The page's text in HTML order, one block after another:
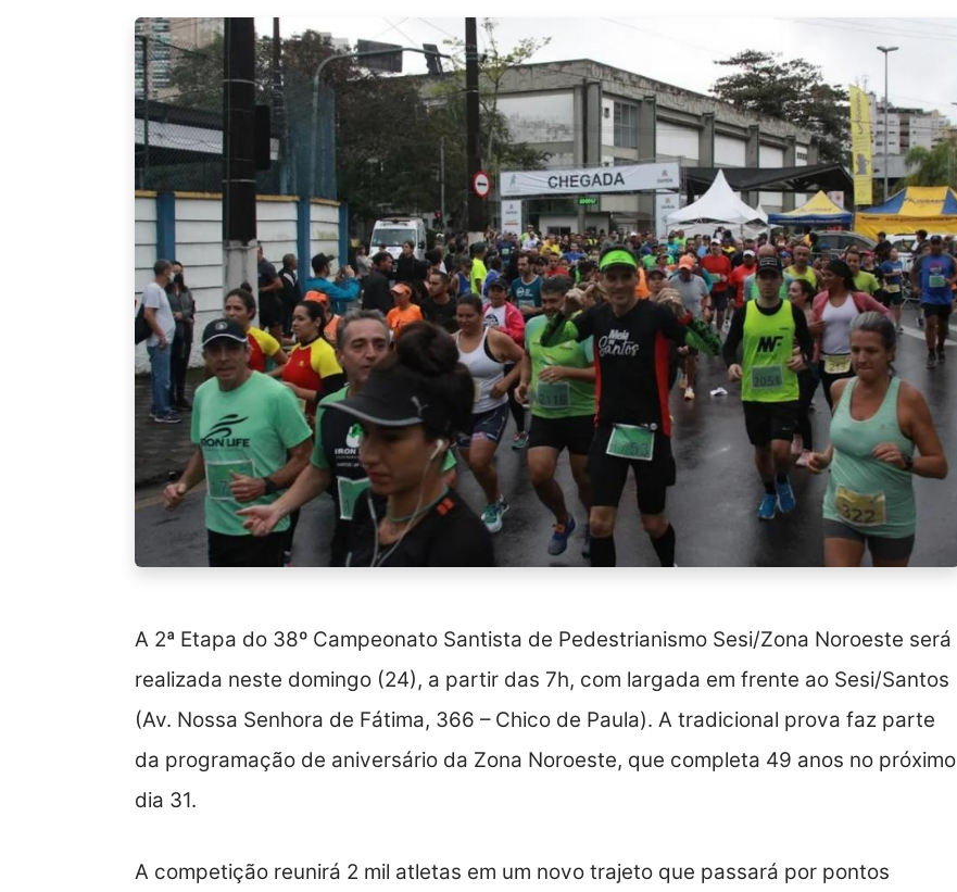
A 2ª Etapa do 38º Campeonato Santista de Pedestrianismo Sesi/Zona Noroeste será
realizada neste domingo (24), a partir das 7h, com largada em frente ao Sesi/Santos
(Av. Nossa Senhora de Fátima, 366 – Chico de Paula). A tradicional prova faz parte
da programação de aniversário da Zona Noroeste, que completa 49 anos no próximo
dia 31.
A competição reunirá 2 mil atletas em um novo trajeto que passará por pontos